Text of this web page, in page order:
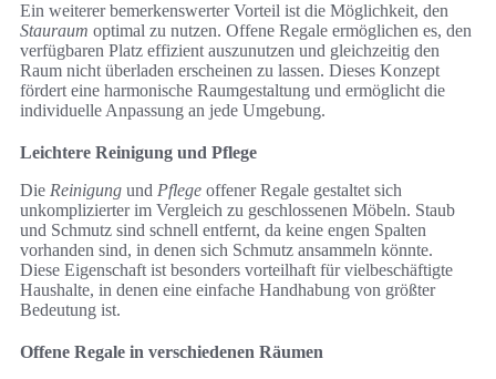
Ein weiterer bemerkenswerter Vorteil ist die Möglichkeit, den
Stauraum optimal zu nutzen. Offene Regale ermöglichen es, den
verfügbaren Platz effizient auszunutzen und gleichzeitig den
Raum nicht überladen erscheinen zu lassen. Dieses Konzept
fördert eine harmonische Raumgestaltung und ermöglicht die
individuelle Anpassung an jede Umgebung.
Leichtere Reinigung und Pflege
Die Reinigung und Pflege offener Regale gestaltet sich
unkomplizierter im Vergleich zu geschlossenen Möbeln. Staub
und Schmutz sind schnell entfernt, da keine engen Spalten
vorhanden sind, in denen sich Schmutz ansammeln könnte.
Diese Eigenschaft ist besonders vorteilhaft für vielbeschäftigte
Haushalte, in denen eine einfache Handhabung von größter
Bedeutung ist.
Offene Regale in verschiedenen Räumen